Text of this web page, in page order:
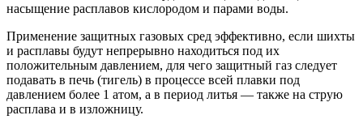
насыщение расплавов кислородом и парами воды.
Применение защитных газовых сред эффективно, если шихты
и расплавы будут непрерывно находиться под их
положительным давлением, для чего защитный газ следует
подавать в печь (тигель) в процессе всей плавки под
давлением более 1 атом, а в период литья — также на струю
расплава и в изложницу.